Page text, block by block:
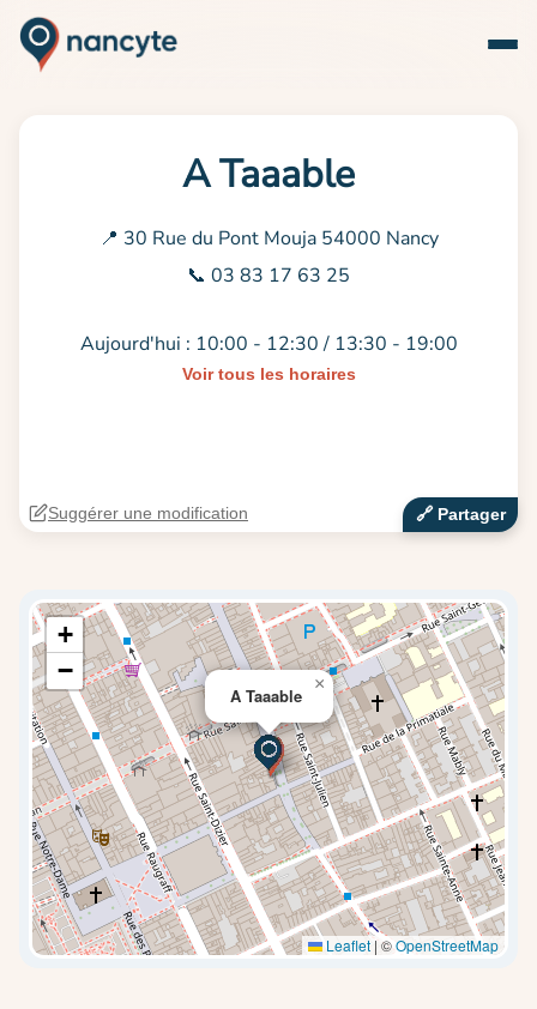
A Taaable
📍 30 Rue du Pont Mouja 54000 Nancy
📞 03 83 17 63 25
Aujourd'hui : 10:00 - 12:30 / 13:30 - 19:00
Voir tous les horaires
🔗‍️ Partager
Suggérer une modification
A Taaable
×
+
−
Leaflet | ©OpenStreetMap